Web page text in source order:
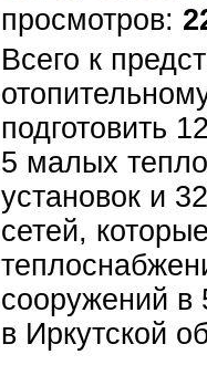
Всего к
подготовить
5 малых
установок и
сетей,
сооружений в
в Иркутской